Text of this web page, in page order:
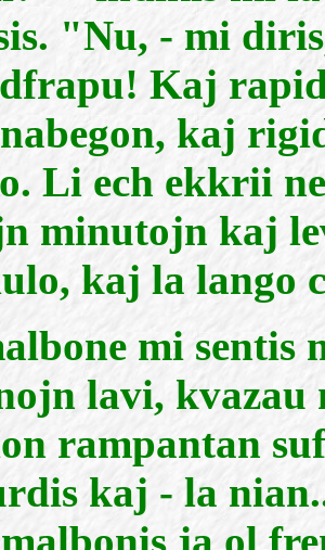
"Nu, - mi
Kaj
kaj
Li ech ekkrii
minutojn kaj
kaj la lango
mi
lavi, kvazau
rampantan
kaj - la